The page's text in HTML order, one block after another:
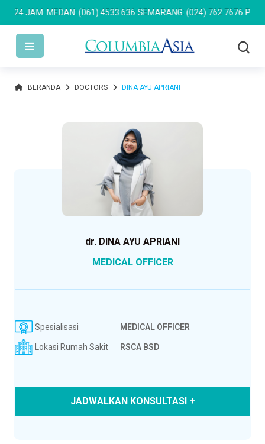
JAM: MEDAN: (061) 4533 636 SEMARANG: (024) 762 7676
BERANDA DOCTORS DINA AYU APRIANI
dr. DINA AYU APRIANI
MEDICAL OFFICER
Spesialisasi MEDICAL OFFICER
Lokasi Rumah Sakit RSCA BSD
JADWALKAN KONSULTASI +